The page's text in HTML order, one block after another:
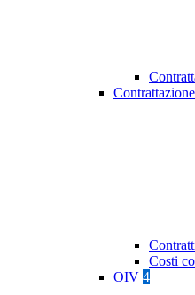
Costi
OIV 4